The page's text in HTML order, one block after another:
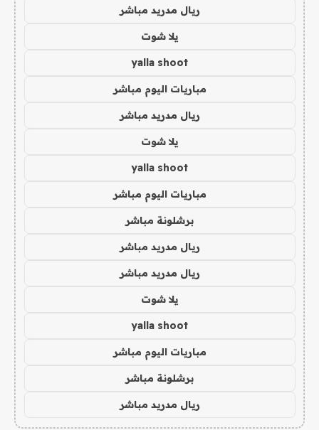
ريال مدريد مباشر
يلا شوت
yalla shoot
مباريات اليوم مباشر
ريال مدريد مباشر
يلا شوت
yalla shoot
مباريات اليوم مباشر
برشلونة مباشر
ريال مدريد مباشر
ريال مدريد مباشر
يلا شوت
yalla shoot
مباريات اليوم مباشر
برشلونة مباشر
ريال مدريد مباشر